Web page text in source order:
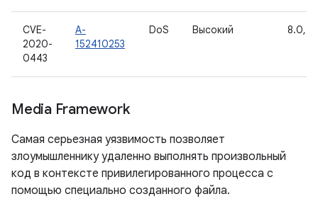
CVE-
2020-
0443
A-
152410253
DoS Высокий 8.0,
Media Framework
Самая серьезная уязвимость позволяет
злоумышленнику удаленно выполнять произвольный
код в контексте привилегированного процесса с
помощью специально созданного файла.